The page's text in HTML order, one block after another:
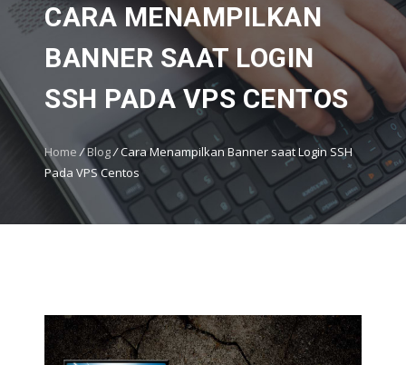
CARA MENAMPILKAN
BANNER SAAT LOGIN
SSH PADA VPS CENTOS
Home /Blog/Cara Menampilkan Banner saat Login SSH
Pada VPS Centos